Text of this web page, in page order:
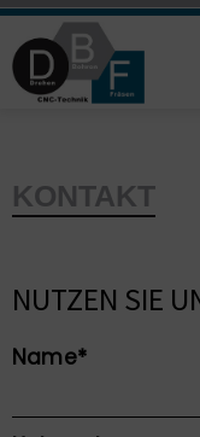
KONTAKT
NUTZEN SIE
Pflichtfeld
Name*